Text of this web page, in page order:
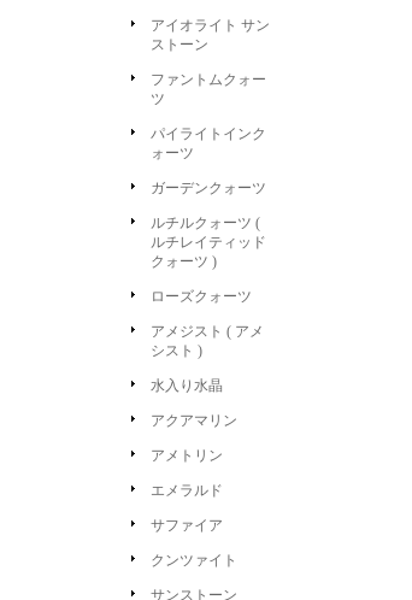
アイオライト サン
ストーン
ファントムクォー
ツ
パイライトインク
ォーツ
ガーデンクォーツ
ルチルクォーツ (
ルチレイティッド
クォーツ )
ローズクォーツ
アメジスト ( アメ
シスト )
水入り水晶
アクアマリン
アメトリン
エメラルド
サファイア
クンツァイト
サンストーン